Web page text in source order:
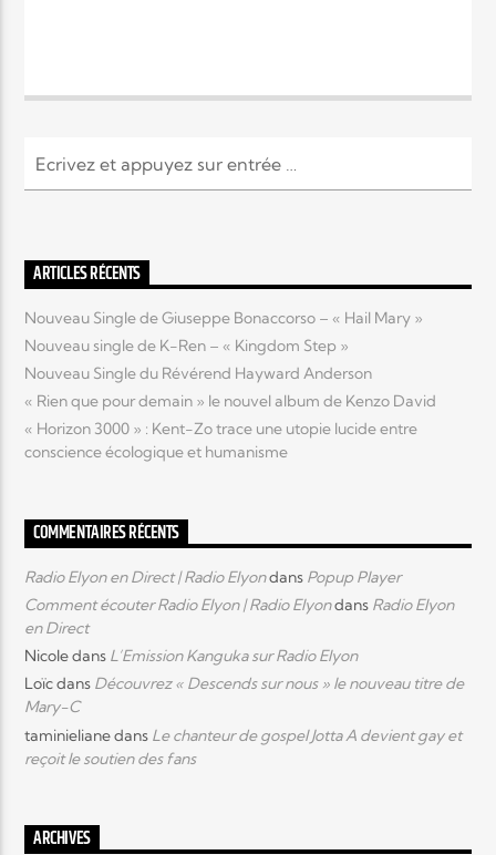
ARTICLES RÉCENTS
Nouveau Single de Giuseppe Bonaccorso – « Hail Mary »
Nouveau single de K-Ren – « Kingdom Step »
Nouveau Single du Révérend Hayward Anderson
« Rien que pour demain » le nouvel album de Kenzo David
« Horizon 3000 » : Kent-Zo trace une utopie lucide entre
conscience écologique et humanisme
COMMENTAIRES RÉCENTS
Radio Elyon en Direct | Radio Elyondans Popup Player
Comment écouter Radio Elyon | Radio Elyondans Radio Elyon
en Direct
Nicoledans L’Emission Kanguka sur Radio Elyon
Loïcdans Découvrez « Descends sur nous » le nouveau titre de
Mary-C
taminielianedans Le chanteur de gospel Jotta A devient gay et
reçoit le soutien des fans
ARCHIVES